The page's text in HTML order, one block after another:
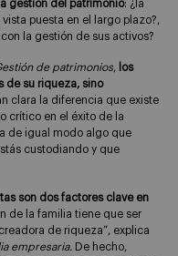
gestión del patrimonio: ¿la
puesta en el largo plazo?,
la gestión de sus activos?
de patrimonios,
los
de su riqueza, sino
clara la diferencia que existe
crítico en el éxito de la
de igual modo algo que
custodiando y que
son dos factores clave en
de la familia tiene que ser
de riqueza”, explica
empresaria. De hecho,